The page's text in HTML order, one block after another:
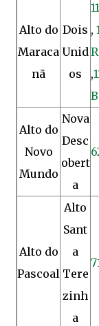
Alto do
Maraca
nã
Dois
Unid
os
,
,
Alto do
Novo
Mundo
Nova
Desc
obert
a
Alto do
Pascoal
Alto
Sant
a
Tere
zinh
a